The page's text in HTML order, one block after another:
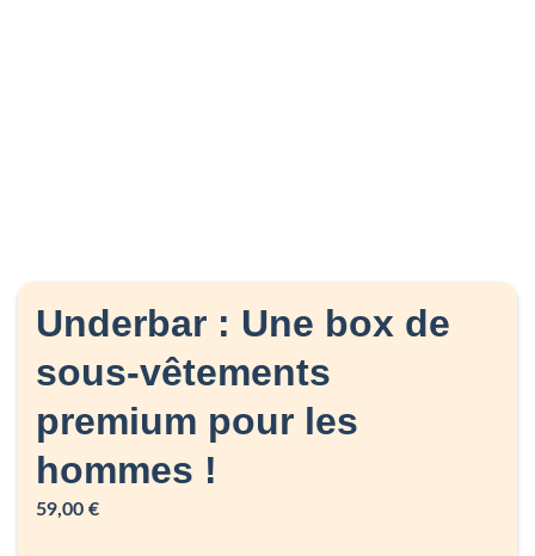
Underbar : Une box de
sous-vêtements
premium pour les
hommes !
59,00 €